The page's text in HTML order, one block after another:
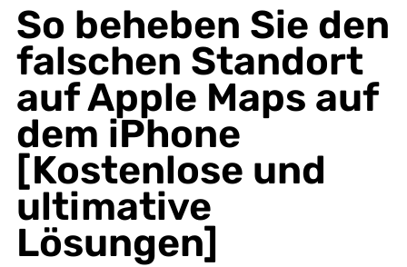
So beheben Sie den
falschen Standort
auf Apple Maps auf
dem iPhone
[Kostenlose und
ultimative
Lösungen]